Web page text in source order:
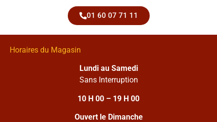
01 60 07 71 11
Horaires du Magasin
Lundi au Samedi
Sans Interruption
10 H 00 – 19 H 00
Ouvert le Dimanche